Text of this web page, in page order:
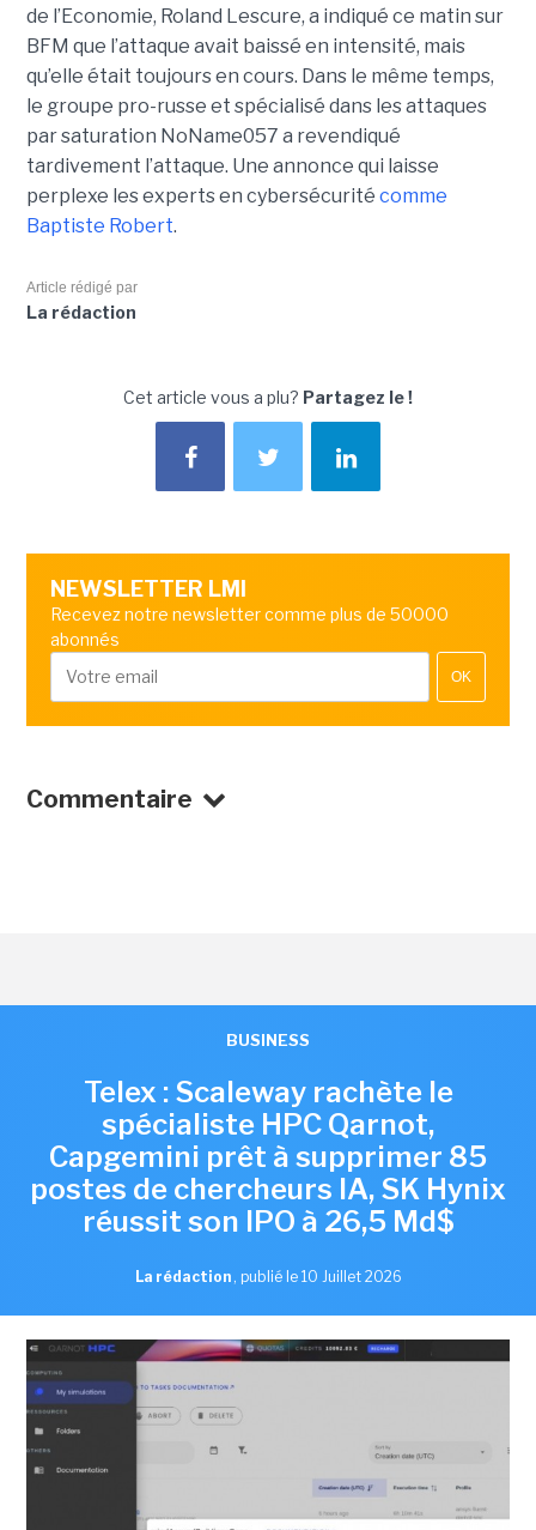
de l’Economie, Roland Lescure, a indiqué ce matin sur
BFM que l’attaque avait baissé en intensité, mais
qu’elle était toujours en cours. Dans le même temps,
le groupe pro-russe et spécialisé dans les attaques
par saturation NoName057 a revendiqué
tardivement l’attaque. Une annonce qui laisse
perplexe les experts en cybersécurité comme
Baptiste Robert.
Article rédigé par
La rédaction
Cet article vous a plu? Partagez le !
NEWSLETTER LMI
Recevez notre newsletter comme plus de 50000
abonnés
OK
Commentaire
BUSINESS
Telex : Scaleway rachète le
spécialiste HPC Qarnot,
Capgemini prêt à supprimer 85
postes de chercheurs IA, SK Hynix
réussit son IPO à 26,5 Md$
La rédaction , publié le 10 Juillet 2026